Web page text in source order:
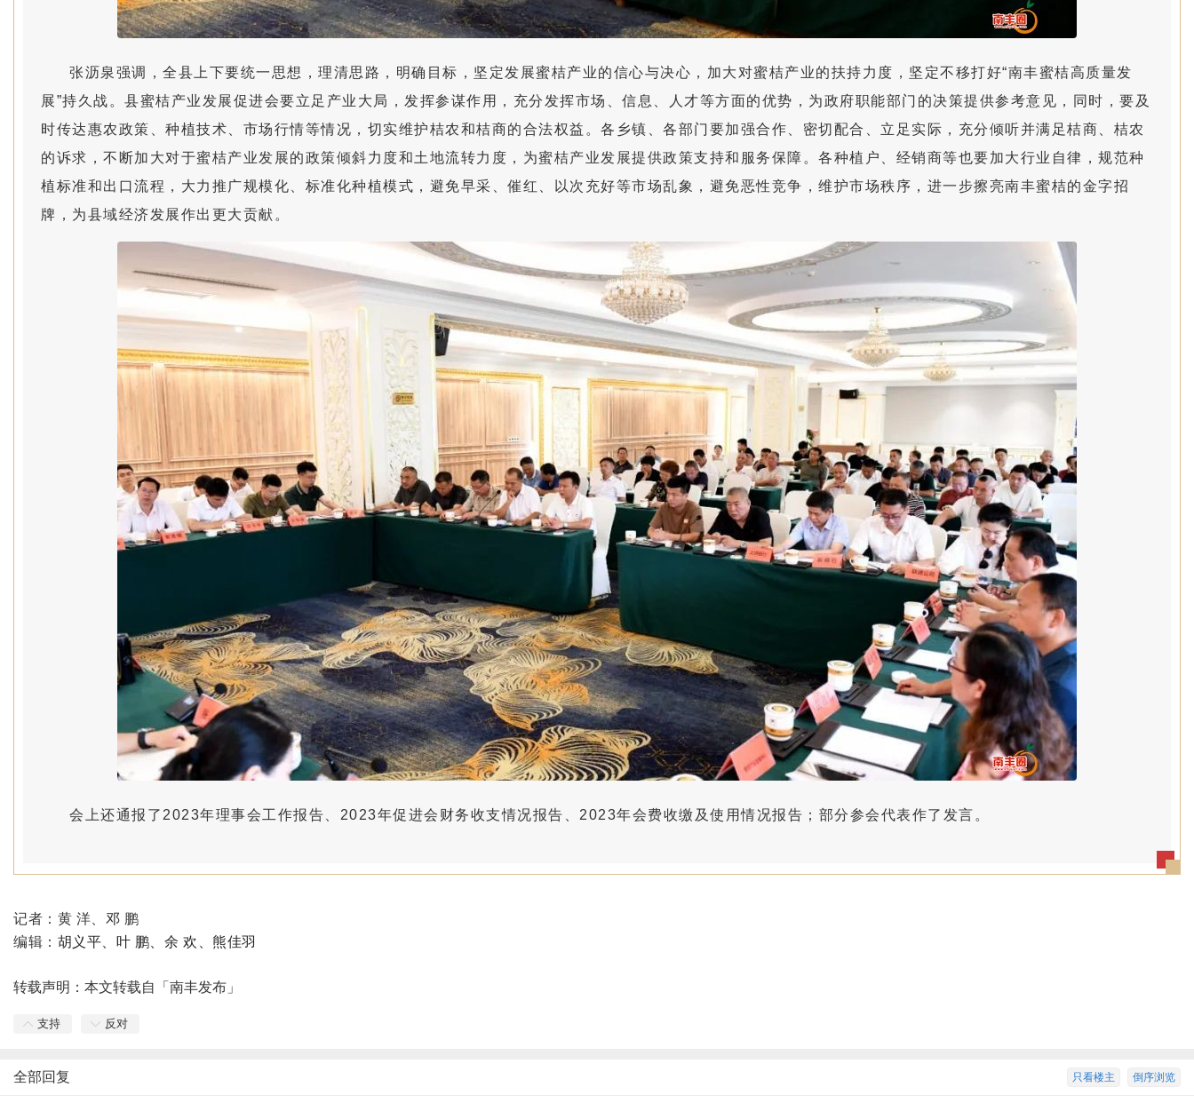
张沥泉强调，全县上下要统一思想，理清思路，明确目标，坚定发展蜜桔产业的信心与决心，加大对蜜桔产业的扶持力度，坚定不移打好“南丰蜜桔高质量发
展”持久战。县蜜桔产业发展促进会要立足产业大局，发挥参谋作用，充分发挥市场、信息、人才等方面的优势，为政府职能部门的决策提供参考意见，同时，要及
时传达惠农政策、种植技术、市场行情等情况，切实维护桔农和桔商的合法权益。各乡镇、各部门要加强合作、密切配合、立足实际，充分倾听并满足桔商、桔农
的诉求，不断加大对于蜜桔产业发展的政策倾斜力度和土地流转力度，为蜜桔产业发展提供政策支持和服务保障。各种植户、经销商等也要加大行业自律，规范种
植标准和出口流程，大力推广规模化、标准化种植模式，避免早采、催红、以次充好等市场乱象，避免恶性竞争，维护市场秩序，进一步擦亮南丰蜜桔的金字招
牌，为县域经济发展作出更大贡献。
会上还通报了2023年理事会工作报告、2023年促进会财务收支情况报告、2023年会费收缴及使用情况报告；部分参会代表作了发言。
记者：黄 洋、邓 鹏
编辑： 胡义平、叶 鹏、余 欢、熊佳羽
转载声明：本文转载自「南丰发布」
支持 反对
倒序浏览
只看楼主
全部回复